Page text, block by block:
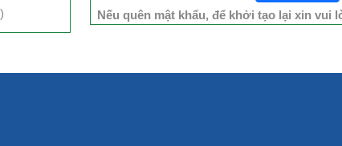
Nếu quên mật khẩu, để khởi tạo lại xin vui